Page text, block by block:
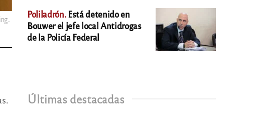
Poliladrón.Está detenido en
Bouwer el jefe local Antidrogas
de la Policía Federal
Últimas destacadas